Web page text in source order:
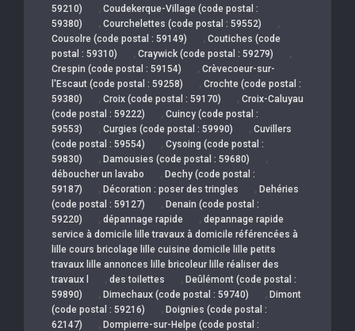
59210)
, Coudekerque-Village (code postal :
59380)
, Courchelettes (code postal : 59552) ,
Cousolre (code postal : 59149) , Coutiches (code
postal : 59310)
, Craywick (code postal : 59279) ,
Crespin (code postal : 59154) , Crèvecoeur-sur-
l'Escaut (code postal : 59258)
, Crochte (code postal :
59380)
, Croix (code postal : 59170) , Croix-Caluyau
(code postal : 59222)
, Cuincy (code postal :
59553)
, Curgies (code postal : 59990) , Cuvillers
(code postal : 59554)
, Cysoing (code postal :
59830)
, Damousies (code postal : 59680) ,
déboucher un lavabo , Dechy (code postal :
59187)
, Décoration : poser des tringles , Dehéries
(code postal : 59127)
, Denain (code postal :
59220)
, dépannage rapide , depannage rapide
service à domicile lille travaux à domicile référencées à
lille cours bricolage lille cuisine domicile lille petits
travaux lille annonces lille bricoleur lille réaliser des
travaux l
, des toilettes , Deûlémont (code postal :
59890)
, Dimechaux (code postal : 59740) , Dimont
(code postal : 59216)
, Doignies (code postal :
62147)
, Dompierre-sur-Helpe (code postal :